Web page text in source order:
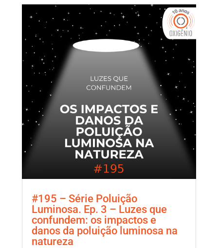
#195 – Série Poluição
Luminosa. Ep. 3 – Luzes que
confundem: os impactos e
danos da poluição luminosa na
natureza